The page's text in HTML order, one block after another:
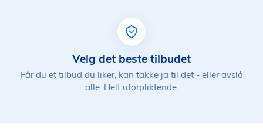
Velg det beste tilbudet
Får du et tilbud du liker, kan takke ja til det - eller avslå
alle. Helt uforpliktende.